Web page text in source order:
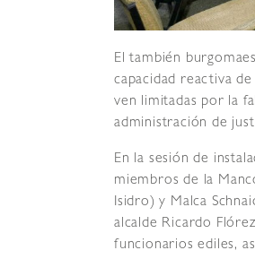
El también
capacidad reactiva
ven limitadas por la
administración de
En la sesión de
miembros de la
Isidro) y Malca
alcalde Ricardo
funcionarios ediles,